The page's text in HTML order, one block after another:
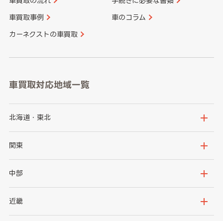
車買取事例 車のコラム
カーネクストの車買取
車買取対応地域一覧
北海道・東北
北海道
岩手県
秋田県
関東
茨城県
群馬県
中部
新潟県
近畿